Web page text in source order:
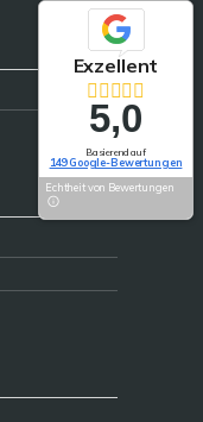
Exzellent
5,0
Basierend auf
149 Google-Bewertungen
Echtheit von Bewertungen